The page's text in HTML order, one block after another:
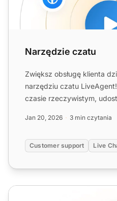
Narzędzie czatu
Zwiększ obsługę klienta
narzędziu czatu
czasie rzeczywistym,
Jan 20, 2026 3 min czytania
Customer support Live
Czat wideo na żywo